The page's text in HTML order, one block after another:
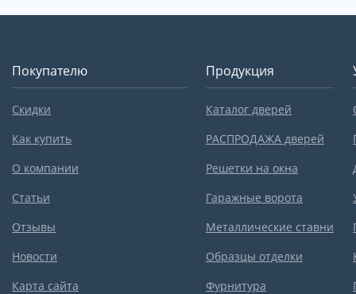
Покупателю
Скидки
Как купить
О компании
Статьи
Отзывы
Новости
Карта сайта
Продукция
Каталог дверей
РАСПРОДАЖА дверей
Решетки на окна
Гаражные ворота
Металлические ставни
Образцы отделки
Фурнитура